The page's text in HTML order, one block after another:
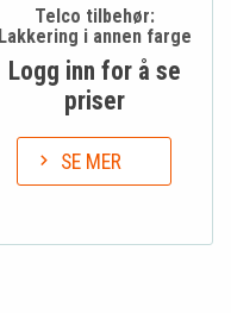
Telco tilbehør:
Lakkering i annen farge
Logg inn for å se
priser
SE MER